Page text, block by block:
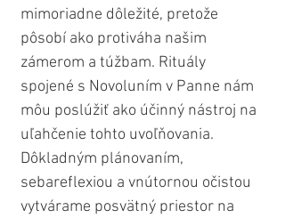
mimoriadne dôležité, pretože
pôsobí ako protiváha našim
zámerom a túžbam. Rituály
spojené s Novoluním v Panne nám
môu poslúžiť ako účinný nástroj na
uľahčenie tohto uvoľňovania.
Dôkladným plánovaním,
sebareflexiou a vnútornou očistou
vytvárame posvätný priestor na